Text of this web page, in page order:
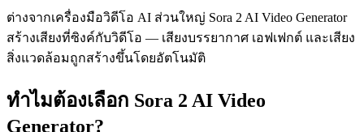
ต่างจากเครื่องมือวิดีโอ AI ส่วนใหญ่ Sora 2 AI Video Generator
สร้างเสียงที่ซิงค์กับวิดีโอ — เสียงบรรยากาศ เอฟเฟกต์ และเสียง
สิ่งแวดล้อมถูกสร้างขึ้นโดยอัตโนมัติ
ทำไมต้องเลือก Sora 2 AI Video
Generator?